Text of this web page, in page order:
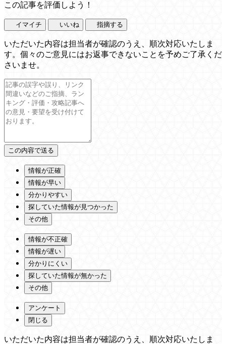
この記事を評価しよう！
イマイチ いいね 指摘する
いただいた内容は担当者が確認のうえ、順次対応いたしま
す。個々のご意見にはお返事できないことを予めご了承くだ
さいませ。
情報が正確
情報が早い
分かりやすい
探していた情報が見つかった
その他
情報が不正確
情報が遅い
分かりにくい
探していた情報が無かった
その他
アンケート
閉じる
いただいた内容は担当者が確認のうえ、順次対応いたしま